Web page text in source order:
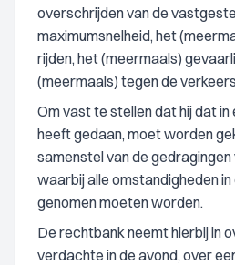
overschrijden van de
maximumsnelheid, het
rijden, het (meermaals)
(meermaals) tegen de
Om vast te stellen dat hij dat
heeft gedaan, moet worden
samenstel van de
waarbij alle omstandigheden
genomen moeten worden.
De rechtbank neemt hierbij in
verdachte in de avond, over